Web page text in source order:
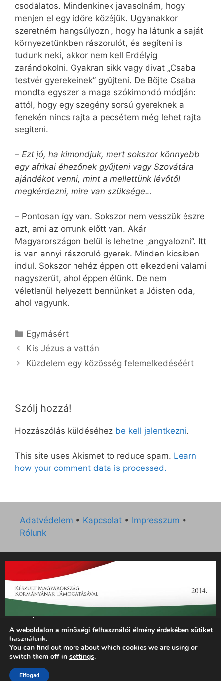
csodálatos. Mindenkinek javasolnám, hogy
menjen el egy időre közéjük. Ugyanakkor
szeretném hangsúlyozni, hogy ha látunk a saját
környezetünkben rászorulót, és segíteni is
tudunk neki, akkor nem kell Erdélyig
zarándokolni. Gyakran sikk vagy divat „Csaba
testvér gyerekeinek” gyűjteni. De Böjte Csaba
mondta egyszer a maga szókimondó módján:
attól, hogy egy szegény sorsú gyereknek a
fenekén nincs rajta a pecsétem még lehet rajta
segíteni.
– Ezt jó, ha kimondjuk, mert sokszor könnyebb
egy afrikai éhezőnek gyűjteni vagy Szovátára
ajándékot venni, mint a mellettünk lévőtől
megkérdezni, mire van szüksége…
– Pontosan így van. Sokszor nem vesszük észre
azt, ami az orrunk előtt van. Akár
Magyarországon belül is lehetne „angyalozni”. Itt
is van annyi rászoruló gyerek. Minden kicsiben
indul. Sokszor nehéz éppen ott elkezdeni valami
nagyszerűt, ahol éppen élünk. De nem
véletlenül helyezett bennünket a Jóisten oda,
ahol vagyunk.
Kategória
Egymásért
Kis Jézus a vattán
Küzdelem egy közösség felemelkedéséért
Szólj hozzá!
Hozzászólás küldéséhez be kell jelentkezni.
This site uses Akismet to reduce spam. Learn
how your comment data is processed.
Adatvédelem • Kapcsolat • Impresszum •
Rólunk
„Az Új Ember katolikus hetilap 2014. évi működésének
támogatását az EGYH-KCP-14-P-0121 sz. támogatási
szerződés keretében 3 000 000 Ft összegben támogatta az
Emberi Erőforrások Minisztériuma.”
© 2026 Magyar Kurír - Új Ember
A weboldalon a minőségi felhasználói élmény érdekében sütiket
használunk.
You can find out more about which cookies we are using or
switch them off in settings.
Elfogad